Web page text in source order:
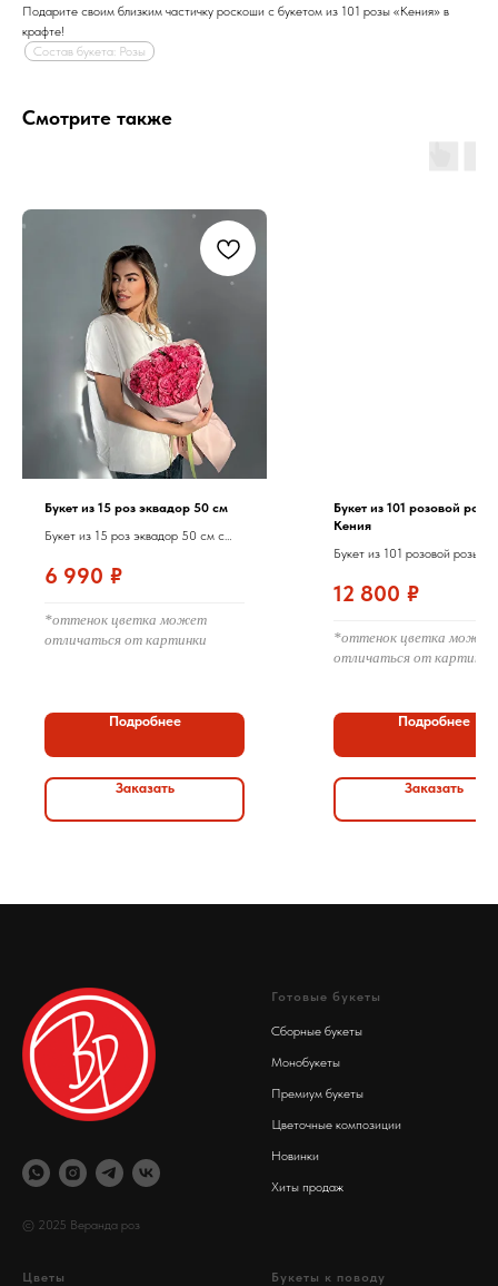
Подарите своим близким частичку роскоши с букетом из 101 розы «Кения» в
крафте!
Состав букета: Розы
Смотрите также
Букет из 15 роз эквадор 50 см
Букет из 15 роз эквадор 50 см с
6 990 ₽
*оттенок цветка может
отличаться от картинки
Подробнее
Заказать
Букет из 101 розовой розы
Кения
Букет из 101 розовой розы
12 800 ₽
*оттенок цветка может
отличаться от картинки
Подробнее
Заказать
© 2025 Веранда роз
Готовые букеты
Сборные букеты
Монобукеты
Премиум букеты
Цветочные композиции
Новинки
Хиты продаж
Цветы Букеты к поводу